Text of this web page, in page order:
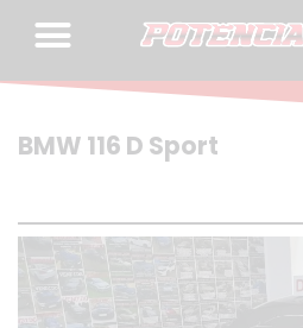
BMW 116 D Sport